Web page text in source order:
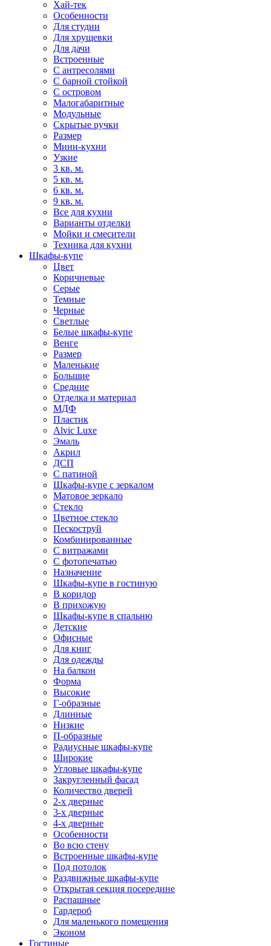
Хай-тек
Особенности
Для студии
Для хрущевки
Для дачи
Встроенные
С антресолями
С барной стойкой
С островом
Малогабаритные
Модульные
Скрытые ручки
Размер
Мини-кухни
Узкие
3 кв. м.
5 кв. м.
6 кв. м.
9 кв. м.
Все для кухни
Варианты отделки
Мойки и смесители
Техника для кухни
Шкафы-купе
Цвет
Коричневые
Серые
Темные
Черные
Светлые
Белые шкафы-купе
Венге
Размер
Маленькие
Большие
Средние
Отделка и материал
МДФ
Пластик
Alvic Luxe
Эмаль
Акрил
ДСП
С патиной
Шкафы-купе с зеркалом
Матовое зеркало
Стекло
Цветное стекло
Пескоструй
Комбинированные
С витражами
С фотопечатью
Назначение
Шкафы-купе в гостиную
В коридор
В прихожую
Шкафы-купе в спальню
Детские
Офисные
Для книг
Для одежды
На балкон
Форма
Высокие
Г-образные
Длинные
Низкие
П-образные
Радиусные шкафы-купе
Широкие
Угловые шкафы-купе
Закругленный фасад
Количество дверей
2-х дверные
3-х дверные
4-х дверные
Особенности
Во всю стену
Встроенные шкафы-купе
Под потолок
Раздвижные шкафы-купе
Открытая секция посередине
Распашные
Гардероб
Для маленького помещения
Эконом
Гостиные